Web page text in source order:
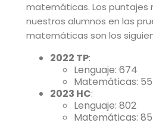
matemáticas. Los puntajes
nuestros alumnos en las
matemáticas son los
2022 TP:
Lenguaje: 674
Matemáticas:
2023 HC:
Lenguaje: 802
Matemáticas: